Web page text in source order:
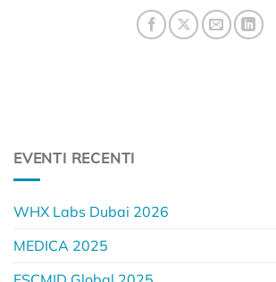
EVENTI RECENTI
WHX Labs Dubai 2026
MEDICA 2025